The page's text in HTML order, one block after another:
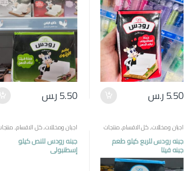
5.50ر.س 5.50ر.س
اجبان ومخللات,كل الاقسام,منتجات
مصرية
جبنه رودس للربع كيلو طعم
جبنه فيتا
اجبان ومخللات,كل الاقسام,
مصرية
جبنه رودس للنص كيلو
إسطنبولي